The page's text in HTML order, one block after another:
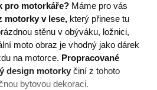
pro motorkáře? Máme pro vás
motorky v lese, který přinese tu
stěnu v obýváku, ložnici,
moto obraz je vhodný jako dárek
na motorce. Propracované
design motorky činí z tohoto
bytovou dekoraci.